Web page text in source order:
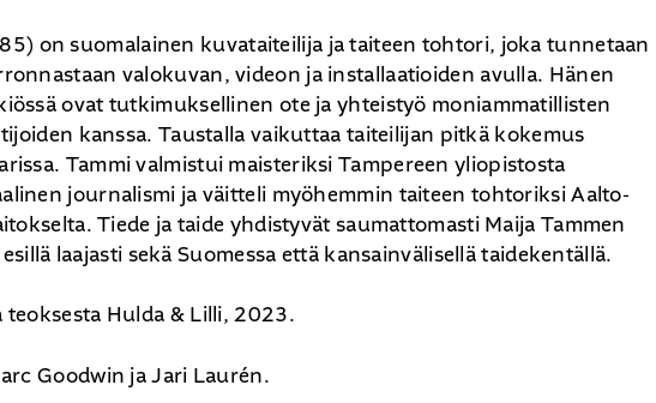
on suomalainen kuvataiteilija ja taiteen tohtori, joka tunnetaan
valokuvan, videon ja installaatioiden avulla. Hänen
ovat tutkimuksellinen ote ja yhteistyö moniammatillisten
kanssa. Taustalla vaikuttaa taiteilijan pitkä kokemus
Tammi valmistui maisteriksi Tampereen yliopistosta
journalismi ja väitteli myöhemmin taiteen tohtoriksi Aalto-
Tiede ja taide yhdistyvät saumattomasti Maija Tammen
laajasti sekä Suomessa että kansainvälisellä taidekentällä.
Hulda & Lilli, 2023.
Goodwin ja Jari Laurén.